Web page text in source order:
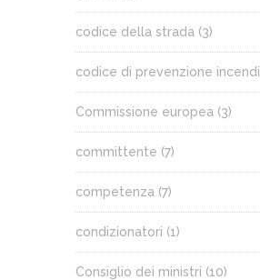
codice della strada (3)
codice di prevenzione incendi
Commissione europea (3)
committente (7)
competenza (7)
condizionatori (1)
Consiglio dei ministri (10)